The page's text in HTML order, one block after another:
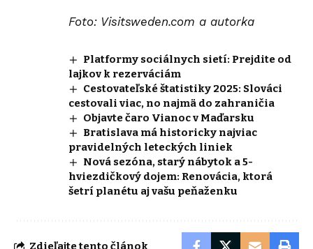
Foto: Visitsweden.com a autorka
Platformy sociálnych sietí: Prejdite od
lajkov k rezerváciám
Cestovateľské štatistiky 2025: Slováci
cestovali viac, no najmä do zahraničia
Objavte čaro Vianoc v Maďarsku
Bratislava má historicky najviac
pravidelných leteckých liniek
Nová sezóna, starý nábytok a 5-
hviezdičkový dojem: Renovácia, ktorá
šetrí planétu aj vašu peňaženku
Zdieľajte tento článok